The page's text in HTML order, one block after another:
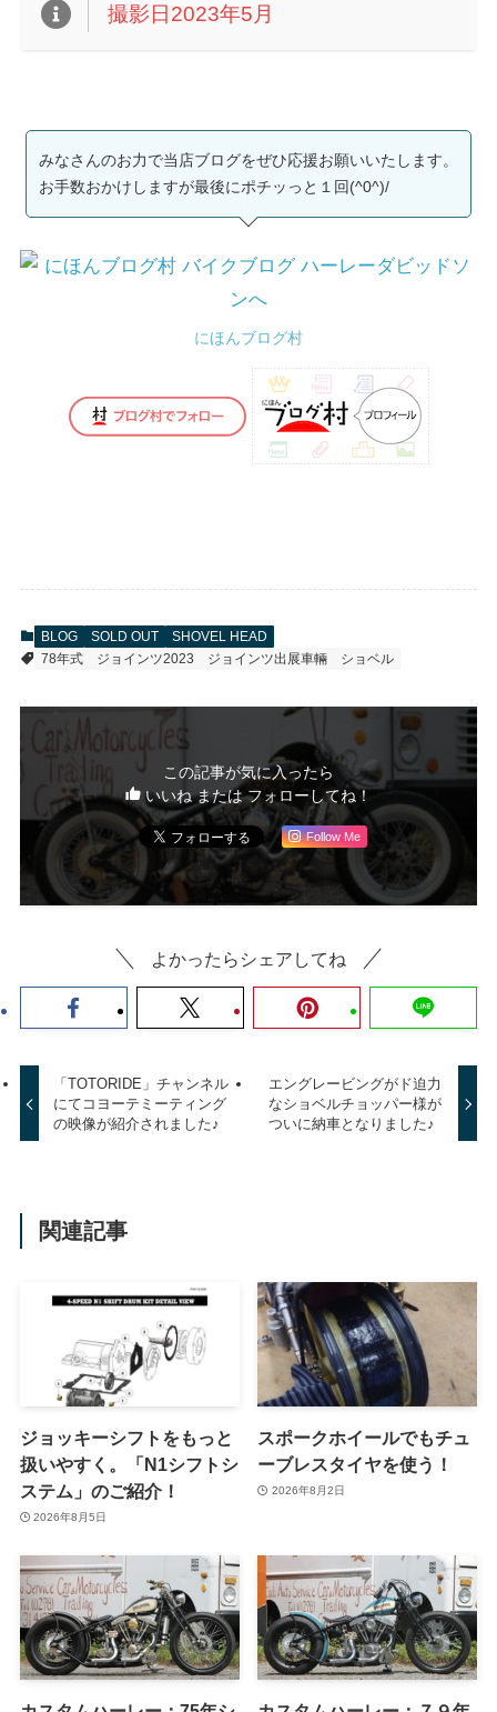
撮影日2023年5月
みなさんのお力で当店ブログをぜひ応援お願いいたします。
お手数おかけしますが最後にポチッっと１回(^0^)/
にほんブログ村
BLOG SOLD OUT
SHOVEL HEAD
78年式
ジョインツ2023 ジョインツ出展車輛 ショベル
この記事が気に入ったら
いいね または フォローしてね！
Follow Me
よかったらシェアしてね
「TOTORIDE」チャンネル
にてコヨーテミーティング
の映像が紹介されました♪
エングレービングがド迫力
なショベルチョッパー様が
ついに納車となりました♪
関連記事
ジョッキーシフトをもっと
扱いやすく。「N1シフトシ
ステム」のご紹介！
2026年8月5日
スポークホイールでもチュ
ーブレスタイヤを使う！
2026年8月2日